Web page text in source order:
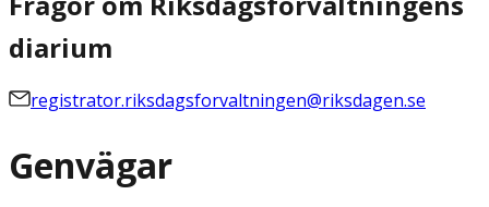
diarium
registrator.riksdagsforvaltningen@riksdagen.se
Genvägar